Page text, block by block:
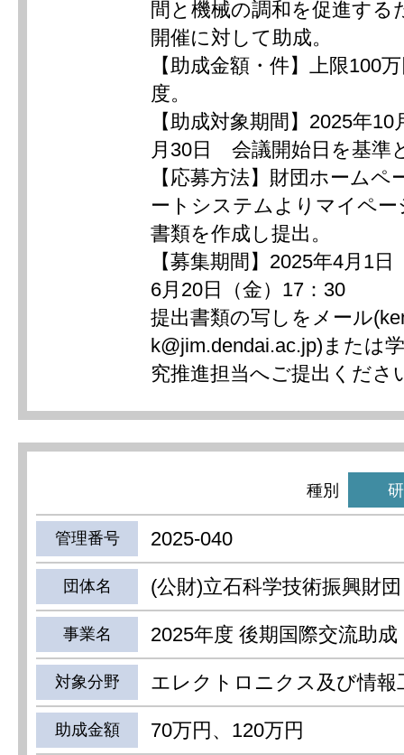
間と機械の調和を促進する
開催に対して助成。
【助成金額・件】上限100
度。
【助成対象期間】2025年
月30日 会議開始日を基準
【応募方法】財団ホームペ
ートシステムよりマイペー
書類を作成し提出。
【募集期間】2025年4月1
6月20日（金）17：30
提出書類の写しをメール
k@jim.dendai.ac.jp)または
究推進担当へご提出くださ
管理番号 2025-040
種別
団体名 (公財)立石科学技術振興財団
事業名 2025年度 後期国際交流助成
対象分野 エレクトロニクス及び情報
助成金額 70万円、120万円